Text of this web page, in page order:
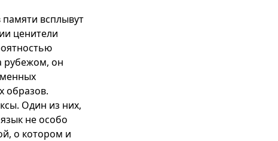
всплывут
ценители
рубежом, он
образов.
Один из них,
не особо
о котором и